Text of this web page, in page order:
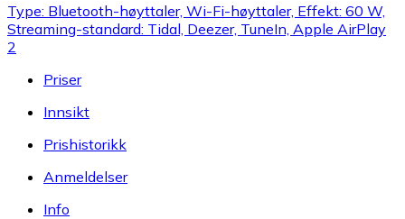
Type: Bluetooth-høyttaler, Wi-Fi-høyttaler, Effekt: 60 W,
Streaming-standard: Tidal, Deezer, TuneIn, Apple AirPlay
2
Priser
Innsikt
Prishistorikk
Anmeldelser
Info